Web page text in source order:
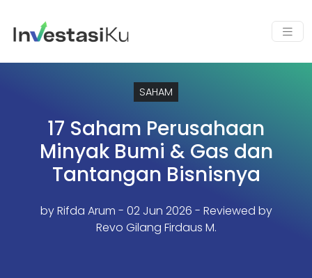
SAHAM
17 Saham Perusahaan
Minyak Bumi & Gas dan
Tantangan Bisnisnya
byRifda Arum - 02 Jun 2026 - Reviewed by
Revo Gilang Firdaus M.